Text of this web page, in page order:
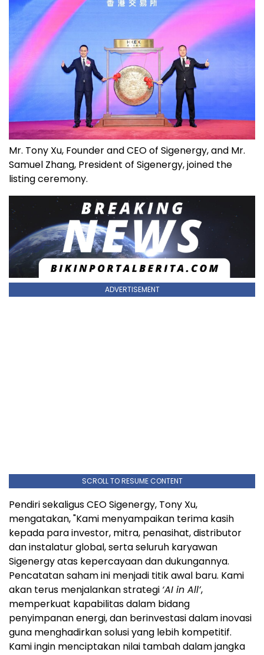
Mr. Tony Xu, Founder and CEO of Sigenergy, and Mr.
Samuel Zhang, President of Sigenergy, joined the
listing ceremony.
ADVERTISEMENT
SCROLL TO RESUME CONTENT
Pendiri sekaligus CEO Sigenergy, Tony Xu,
mengatakan, "Kami menyampaikan terima kasih
kepada para investor, mitra, penasihat, distributor
dan instalatur global, serta seluruh karyawan
Sigenergy atas kepercayaan dan dukungannya.
Pencatatan saham ini menjadi titik awal baru. Kami
akan terus menjalankan strategi ‘AI in All’,
memperkuat kapabilitas dalam bidang
penyimpanan energi, dan berinvestasi dalam inovasi
guna menghadirkan solusi yang lebih kompetitif.
Kami ingin menciptakan nilai tambah dalam jangka